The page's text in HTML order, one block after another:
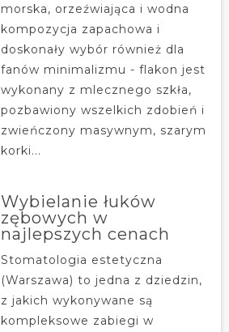
morska, orzeźwiająca i wodna
kompozycja zapachowa i
doskonały wybór również dla
fanów minimalizmu - flakon jest
wykonany z mlecznego szkła,
pozbawiony wszelkich zdobień i
zwieńczony masywnym, szarym
korki...
Wybielanie łuków
zębowych w
najlepszych cenach
Stomatologia estetyczna
(Warszawa) to jedna z dziedzin,
z jakich wykonywane są
kompleksowe zabiegi w